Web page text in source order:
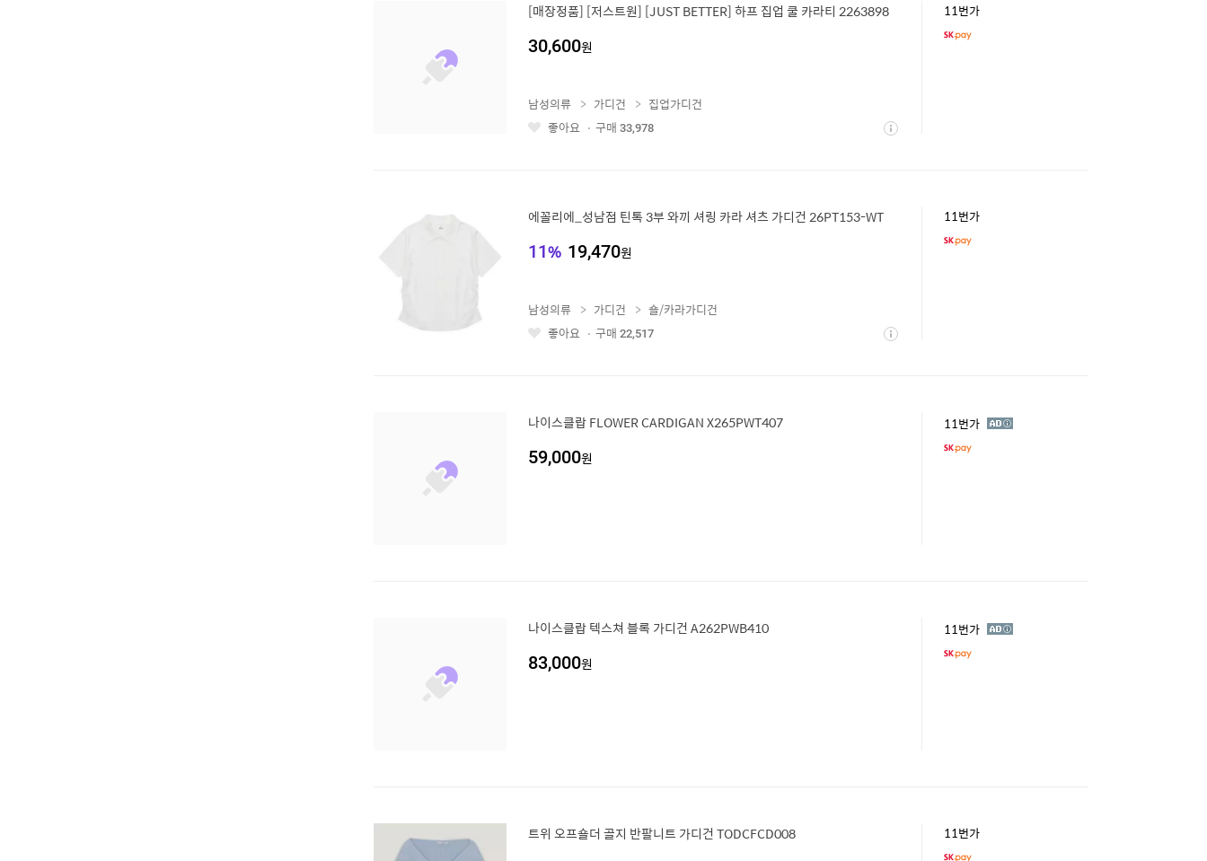
[매장정품] [저스트원] [JUST BETTER] 하프 집업 쿨 카라티 2263898
30,600원
11번가
좋 상
남성의류 가디건
집업가디건
좋아요
구매 33,978
에꼴리에_성남점 틴톡 3부 와끼 셔링 카라 셔츠 가디건 26PT153-WT
11% 19,470원
11번가
좋 상
남성의류 가디건
숄/카라가디건
좋아요
구매 22,517
나이스클랍 FLOWER CARDIGAN X265PWT407
59,000원
11번가 광
나이스클랍 텍스쳐 블록 가디건 A262PWB410
83,000원
11번가 광
트위 오프숄더 골지 반팔니트 가디건 TODCFCD008 11번가